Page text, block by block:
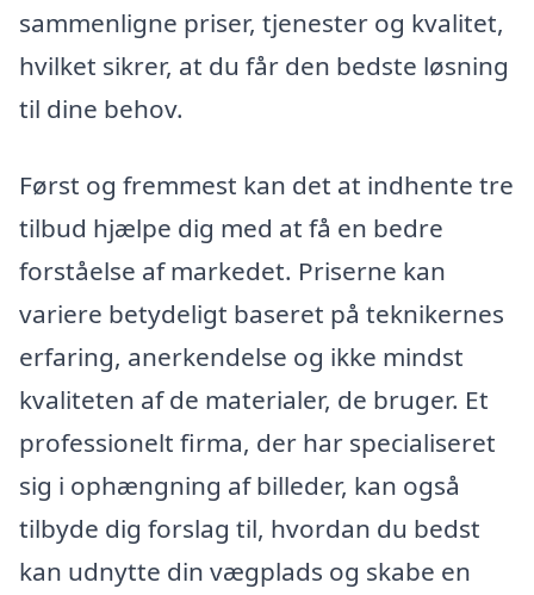
sammenligne priser, tjenester og kvalitet,
hvilket sikrer, at du får den bedste løsning
til dine behov.
Først og fremmest kan det at indhente tre
tilbud hjælpe dig med at få en bedre
forståelse af markedet. Priserne kan
variere betydeligt baseret på teknikernes
erfaring, anerkendelse og ikke mindst
kvaliteten af de materialer, de bruger. Et
professionelt firma, der har specialiseret
sig i ophængning af billeder, kan også
tilbyde dig forslag til, hvordan du bedst
kan udnytte din vægplads og skabe en